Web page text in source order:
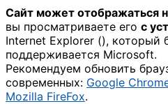
Сайт может отображаться
вы просматриваете его с
Internet Explorer (), который
поддерживается Microsoft.
Рекомендуем обновить
современных: Google
Mozilla FireFox.